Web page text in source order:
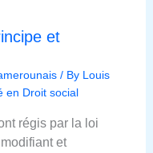
et
/ By Louis
en Droit social
régis par la loi
et